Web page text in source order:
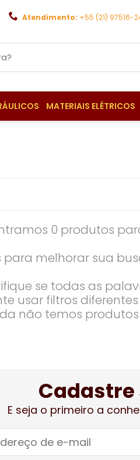
Atendimento: +55 (21) 97516-
MATERIAIS ELÉTRICOS
0 produtos
para melhorar sua
se todas as
usar filtros
não temos
E seja o primeiro a